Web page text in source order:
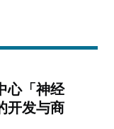
心「神经
开发与商